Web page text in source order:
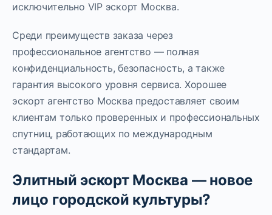
исключительно VIP эскорт Москва.
Среди преимуществ заказа через
профессиональное агентство — полная
конфиденциальность, безопасность, а также
гарантия высокого уровня сервиса. Хорошее
эскорт агентство Москва предоставляет своим
клиентам только проверенных и профессиональных
спутниц, работающих по международным
стандартам.
Элитный эскорт Москва — новое
лицо городской культуры?